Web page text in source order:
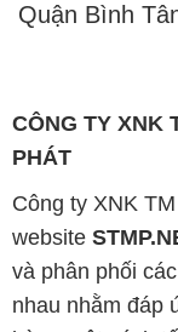
Quận Bình
CÔNG TY XNK
PHÁT
Công ty XNK
website
và phân phối
nhau nhằm đáp